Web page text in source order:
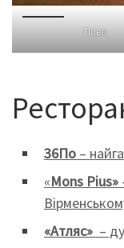
Пиво
36По –
«Mons Pius»
«Атляс» –